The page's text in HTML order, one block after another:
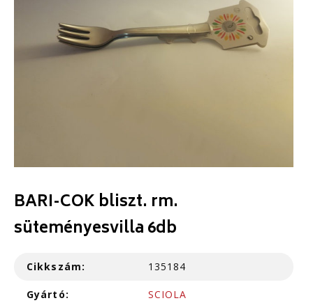
BARI-COK bliszt. rm.
süteményesvilla 6db
Cikkszám: 135184
Gyártó: SCIOLA